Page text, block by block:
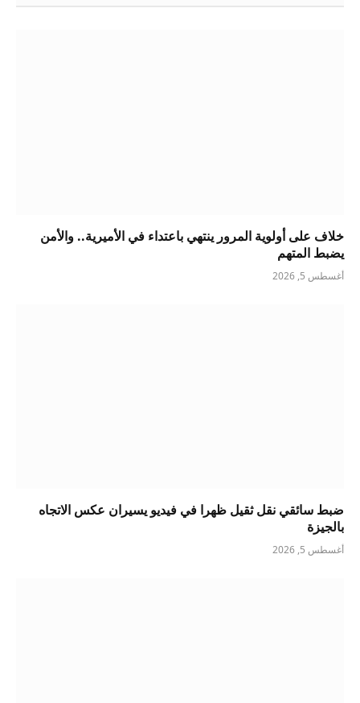
خلاف على أولوية المرور ينتهي باعتداء في الأميرية.. والأمن
يضبط المتهم
أغسطس 5, 2026
ضبط سائقي نقل ثقيل ظهرا في فيديو يسيران عكس الاتجاه
بالجيزة
أغسطس 5, 2026